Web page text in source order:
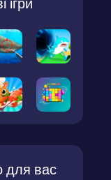
для вас